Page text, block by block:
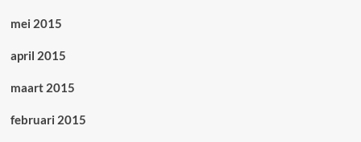
mei 2015
april 2015
maart 2015
februari 2015